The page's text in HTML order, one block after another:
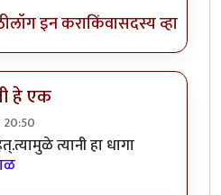
लॉग इन कराकिंवासदस्य व्हा
हे एक
त्यानी हा धागा